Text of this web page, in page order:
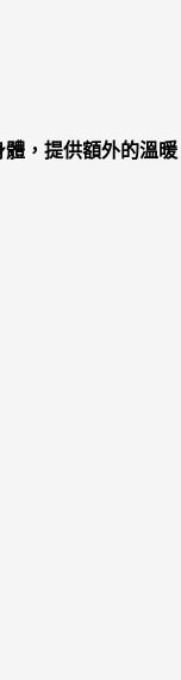
，提供額外的溫